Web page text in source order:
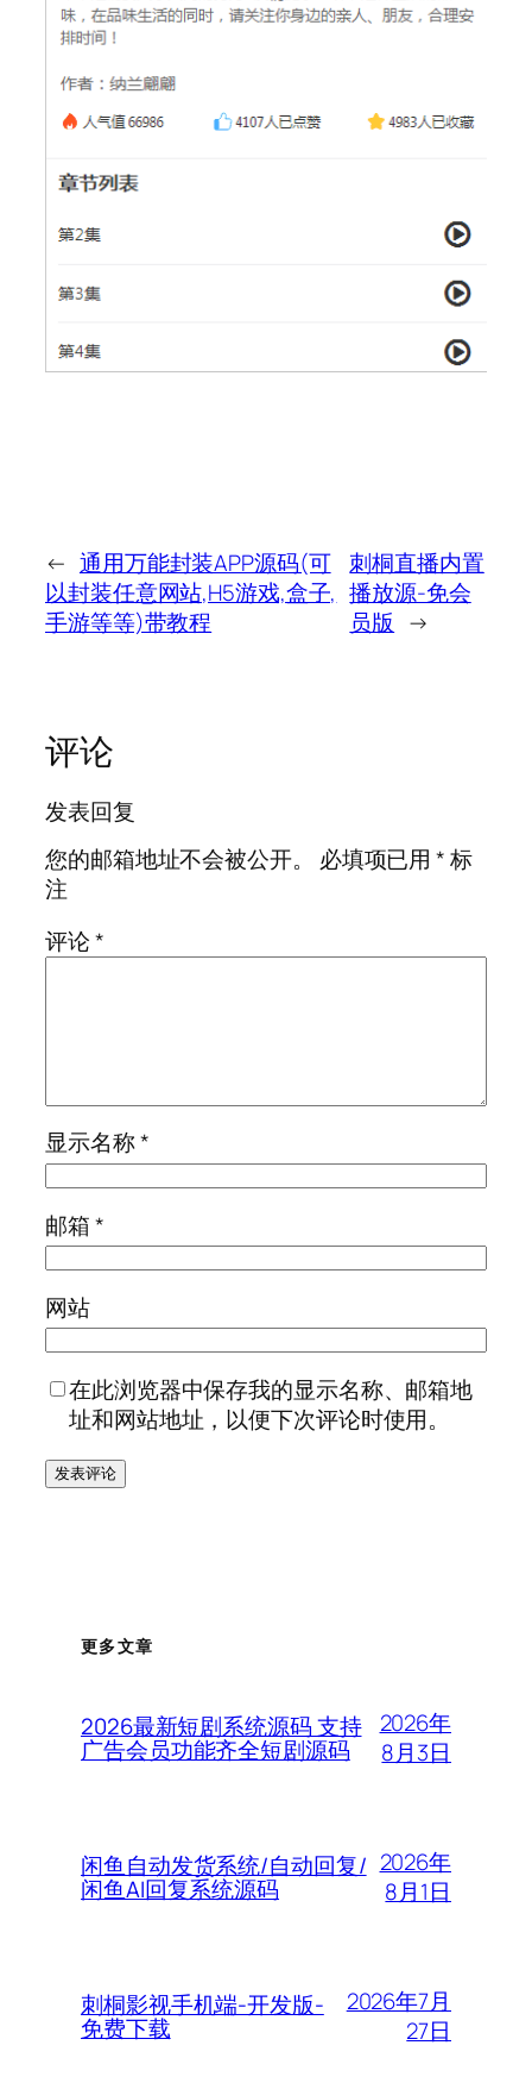
← 通用万能封装APP源码(可
以封装任意网站,H5游戏,盒子,
手游等等)带教程
刺桐直播内置
播放源-免会
员版 →
评论
发表回复
您的邮箱地址不会被公开。
必填项已用*标
注
评论*
显示名称*
邮箱*
网站
在此浏览器中保存我的显示名称、邮箱地
址和网站地址，以便下次评论时使用。
更多文章
2026最新短剧系统源码 支持
广告会员功能齐全短剧源码
2026年
8月3日
闲鱼自动发货系统/自动回复/
闲鱼AI回复系统源码
2026年
8月1日
刺桐影视手机端-开发版-
免费下载
2026年7月
27日